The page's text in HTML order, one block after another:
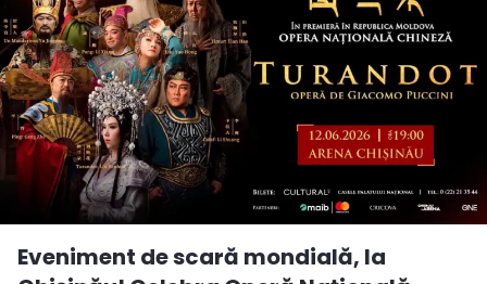
Eveniment de scară mondială, la